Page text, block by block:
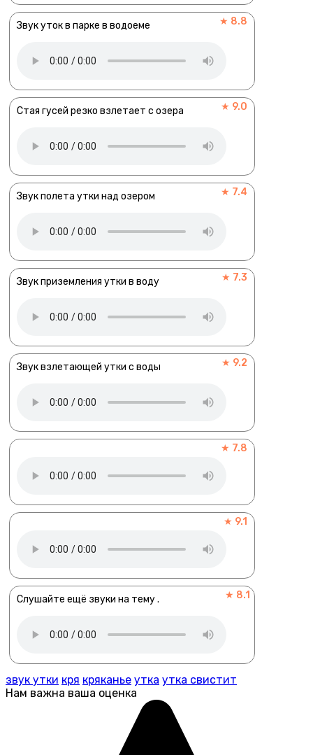
Звук уток в парке в водоеме ★ 8.8
Стая гусей резко взлетает с озера ★ 9.0
Звук полета утки над озером ★ 7.4
Звук приземления утки в воду ★ 7.3
Звук взлетающей утки с воды ★ 9.2
★ 7.8
★ 9.1
Слушайте ещё звуки на тему . ★ 8.1
звук утки кря кряканье утка утка свистит
Нам важна ваша оценка